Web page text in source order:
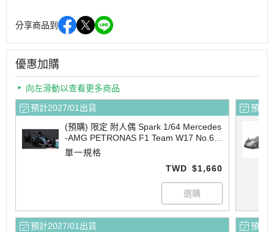
分享商品到
優惠加購
向左滑動以查看更多商品
預計2027/01出貨
(預購) 限定 附人偶 Spark 1/64 Mercedes
-AMG PETRONAS F1 Team W17 No.63
4th Japanese GP 2026 (With figurine) 6
4S146 20260707
單一規格
TWD $1,660
預計2027/01出貨
預計
預計